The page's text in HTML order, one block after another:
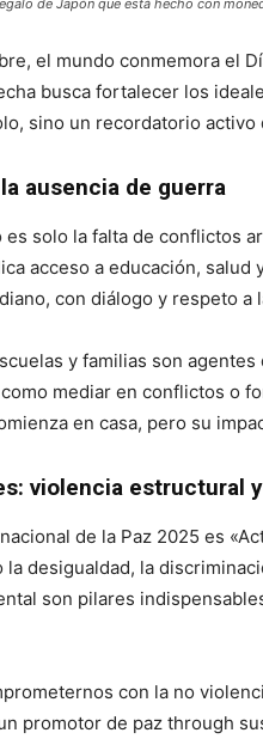
el mundo conmemora el
busca fortalecer los
sino un recordatorio
ausencia de guerra
es solo la falta de conflictos
acceso a educación, salud
con diálogo y respeto a
y familias son
mediar en conflictos o
en casa, pero su
violencia estructural
de la Paz 2025 es
desigualdad, la
son pilares
con la no
promotor de paz through